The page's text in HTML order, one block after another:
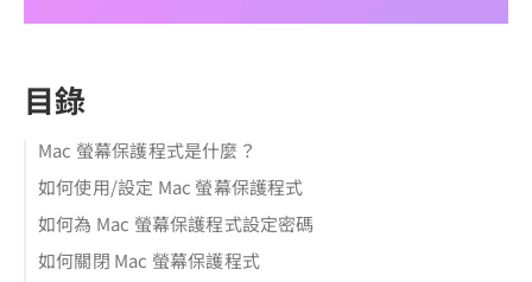
目錄
Mac 螢幕保護程式是什麼？
如何使用/設定 Mac 螢幕保護程式
如何為 Mac 螢幕保護程式設定密碼
如何關閉 Mac 螢幕保護程式